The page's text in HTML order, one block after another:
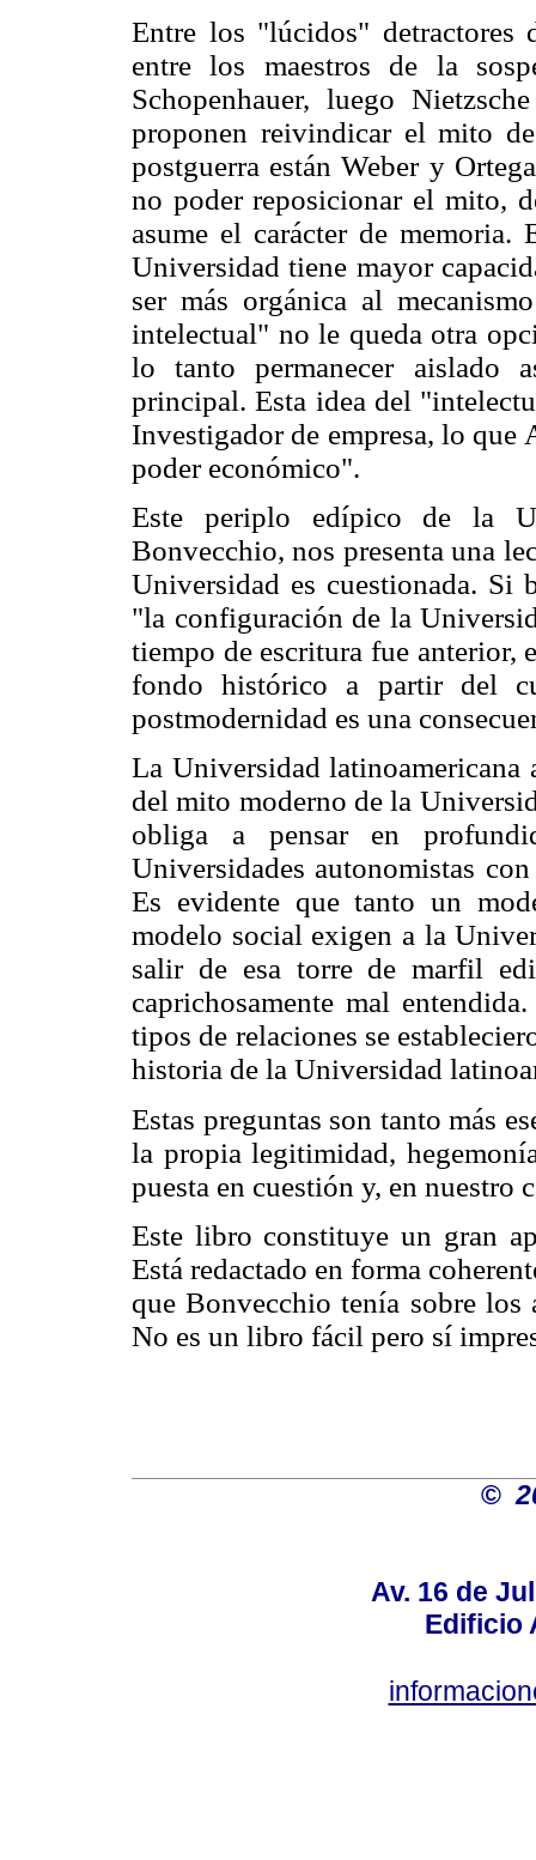
Entre los "lúcidos" detractores
entre los maestros de la
Schopenhauer, luego
proponen reivindicar el mito
postguerra están Weber y
no poder reposicionar el mito,
asume el carácter de memoria.
Universidad tiene mayor
ser más orgánica al
intelectual" no le queda otra
lo tanto permanecer aislado
principal. Esta idea del
Investigador de empresa, lo
poder económico".
Este periplo edípico de la
Bonvecchio,nos presenta una
Universidad es cuestionada. Si
"la configuración de la
tiempo de escritura fue anterior,
fondo histórico a partir del
postmodernidad es una
La Universidad latinoamericana
del mito moderno de la
obliga a pensar en
Universidades autonomistas
Es evidente que tanto un
modelo social exigen a la
salir de esa torre de marfil
caprichosamente mal
tipos de relaciones se
historia de la Universidad
Estas preguntas son tanto más
la propia legitimidad,
puesta en cuestión y, en nuestro
Este libro constituye un gran
Está redactado en forma
que Bonvecchio tenía sobre los
No es un libro fácil pero sí
©
Av. 16 de
Edificio